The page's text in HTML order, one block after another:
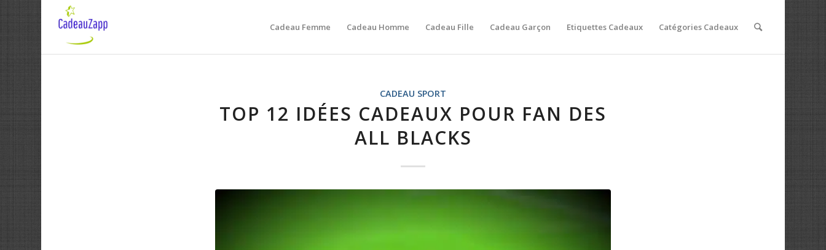
Cadeau Femme Cadeau Homme Cadeau Fille Cadeau Garçon Etiquettes Cadeaux Catégories Cadeaux
CADEAU SPORT
TOP 12 IDÉES CADEAUX POUR FAN DES
ALL BLACKS